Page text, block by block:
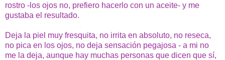
rostro -los ojos no, prefiero hacerlo con un aceite- y me
gustaba el resultado.
Deja la piel muy fresquita, no irrita en absoluto, no reseca,
no pica en los ojos, no deja sensación pegajosa - a mi no
me la deja, aunque hay muchas personas que dicen que sí,